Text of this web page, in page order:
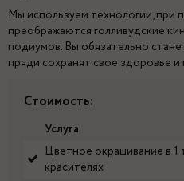
Мы используем технологии,
преображаются голливудские
подиумов. Вы обязательно
пряди сохранят свое здоровье и
Стоимость:
Услуга
Цветное окрашивание в 1
красителях